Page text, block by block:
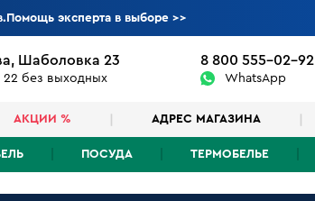
эксперта в выборе>>
Шаболовка 23
22 без выходных
8 800 555-02-92
WhatsApp
АКЦИИ % АДРЕС МАГАЗИНА
ПОСУДА ТЕРМОБЕЛЬЕ